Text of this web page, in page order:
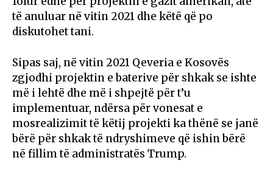
të anuluar në vitin 2021 dhe këtë që po
diskutohet tani.
Sipas saj, në vitin 2021 Qeveria e Kosovës
zgjodhi projektin e baterive për shkak se ishte
më i lehtë dhe më i shpejtë për t’u
implementuar, ndërsa për vonesat e
mosrealizimit të këtij projekti ka thënë se janë
bërë për shkak të ndryshimeve që ishin bërë
në fillim të administratës Trump.